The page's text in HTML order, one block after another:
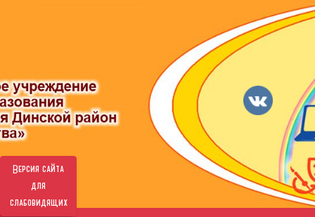
Версия сайта
для
слабовидящих